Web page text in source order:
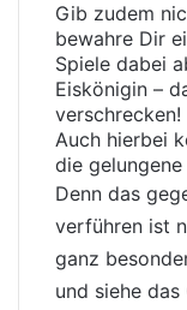
Gib zudem
bewahre Dir
Spiele dabei
Eiskönigin –
verschrecken!
Auch hierbei
die gelungene
Denn das
verführen ist
ganz
und siehe